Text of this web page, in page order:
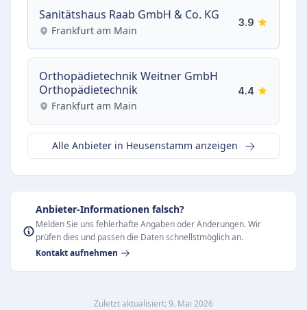
Sanitätshaus Raab GmbH & Co. KG
Frankfurt am Main
3.9
Orthopädietechnik Weitner GmbH
Orthopädietechnik
Frankfurt am Main
4.4
Alle Anbieter in Heusenstamm anzeigen
Anbieter-Informationen falsch?
Melden Sie uns fehlerhafte Angaben oder Änderungen. Wir
prüfen dies und passen die Daten schnellstmöglich an.
Kontakt aufnehmen
Zuletzt aktualisiert: 9. Mai 2026